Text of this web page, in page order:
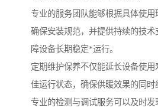
专业的服务团队能够根据具体使用
确保安装规范，并提供持续的技
障设备长期稳定*运行。
定期维护保养不仅能延长设备使
佳运行状态，确保供暖效果的同时
专业的检测与调试服务可以及时发